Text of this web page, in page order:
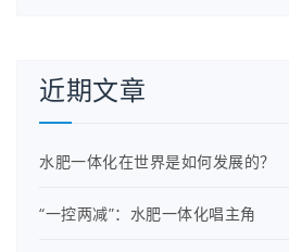
近期文章
水肥一体化在世界是如何发展的？
“一控两减”：水肥一体化唱主角